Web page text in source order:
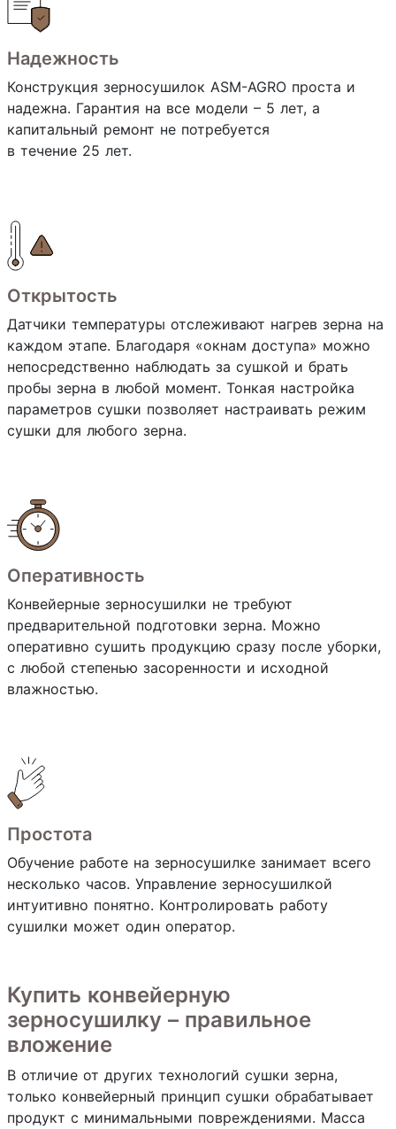
Надежность
Конструкция зерносушилок ASM-AGRO проста и
надежна. Гарантия на все модели – 5 лет, а
капитальный ремонт не потребуется
в течение 25 лет.
Открытость
Датчики температуры отслеживают нагрев зерна на
каждом этапе. Благодаря «окнам доступа» можно
непосредственно наблюдать за сушкой и брать
пробы зерна в любой момент. Тонкая настройка
параметров сушки позволяет настраивать режим
сушки для любого зерна.
Оперативность
Конвейерные зерносушилки не требуют
предварительной подготовки зерна. Можно
оперативно сушить продукцию сразу после уборки,
с любой степенью засоренности и исходной
влажностью.
Простота
Обучение работе на зерносушилке занимает всего
несколько часов. Управление зерносушилкой
интуитивно понятно. Контролировать работу
сушилки может один оператор.
Купить конвейерную
зерносушилку – правильное
вложение
В отличие от других технологий сушки зерна,
только конвейерный принцип сушки обрабатывает
продукт с минимальными повреждениями. Масса